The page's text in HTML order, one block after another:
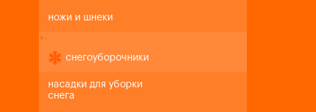
ножи и шнеки
+-
снегоуборочники
насадки для уборки
снега